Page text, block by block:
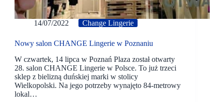
14/07/2022 Change Lingerie
Nowy salon CHANGE Lingerie w Poznaniu
W czwartek, 14 lipca w Poznań Plaza został otwarty
28. salon CHANGE Lingerie w Polsce. To już trzeci
sklep z bielizną duńskiej marki w stolicy
Wielkopolski. Na jego potrzeby wynajęto 84-metrowy
lokal…